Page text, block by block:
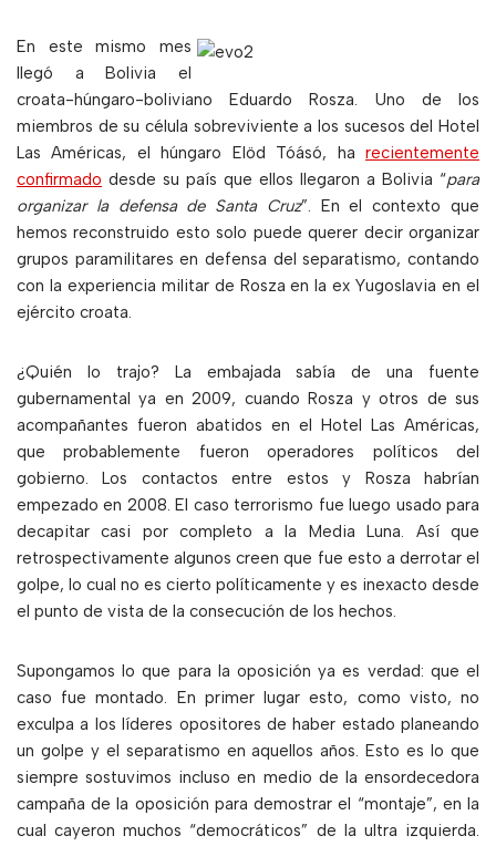
En este mismo mes
llegó a Bolivia el
croata-húngaro-boliviano Eduardo Rosza. Uno de los
miembros de su célula sobreviviente a los sucesos del Hotel
Las Américas, el húngaro Elöd Tóásó, ha recientemente
confirmado desde su país que ellos llegaron a Bolivia “para
organizar la defensa de Santa Cruz”. En el contexto que
hemos reconstruido esto solo puede querer decir organizar
grupos paramilitares en defensa del separatismo, contando
con la experiencia militar de Rosza en la ex Yugoslavia en el
ejército croata.
¿Quién lo trajo? La embajada sabía de una fuente
gubernamental ya en 2009, cuando Rosza y otros de sus
acompañantes fueron abatidos en el Hotel Las Américas,
que probablemente fueron operadores políticos del
gobierno. Los contactos entre estos y Rosza habrían
empezado en 2008. El caso terrorismo fue luego usado para
decapitar casi por completo a la Media Luna. Así que
retrospectivamente algunos creen que fue esto a derrotar el
golpe, lo cual no es cierto políticamente y es inexacto desde
el punto de vista de la consecución de los hechos.
Supongamos lo que para la oposición ya es verdad: que el
caso fue montado. En primer lugar esto, como visto, no
exculpa a los líderes opositores de haber estado planeando
un golpe y el separatismo en aquellos años. Esto es lo que
siempre sostuvimos incluso en medio de la ensordecedora
campaña de la oposición para demostrar el “montaje”, en la
cual cayeron muchos “democráticos” de la ultra izquierda.